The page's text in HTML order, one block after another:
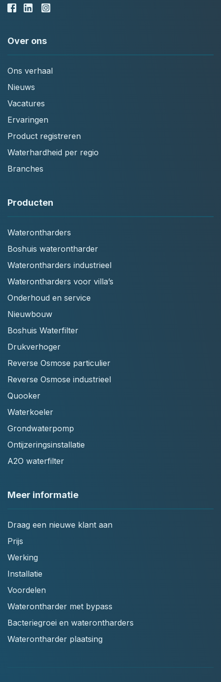
Over ons
Ons verhaal
Nieuws
Vacatures
Ervaringen
Product registreren
Waterhardheid per regio
Branches
Producten
Waterontharders
Boshuis waterontharder
Waterontharders industrieel
Waterontharders voor villa’s
Onderhoud en service
Nieuwbouw
Boshuis Waterfilter
Drukverhoger
Reverse Osmose particulier
Reverse Osmose industrieel
Quooker
Waterkoeler
Grondwaterpomp
Ontijzeringsinstallatie
A2O waterfilter
Meer informatie
Draag een nieuwe klant aan
Prijs
Werking
Installatie
Voordelen
Waterontharder met bypass
Bacteriegroei en waterontharders
Waterontharder plaatsing